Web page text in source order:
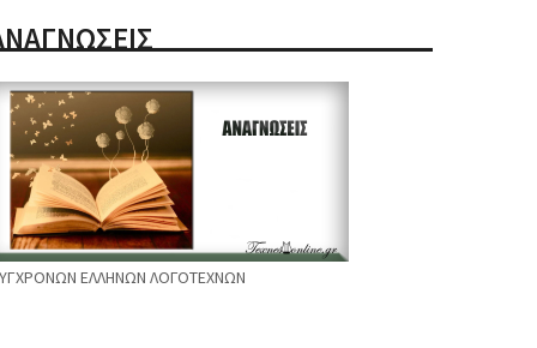
ΕΛΛΗΝΩΝ ΛΟΓΟΤΕΧΝΩΝ